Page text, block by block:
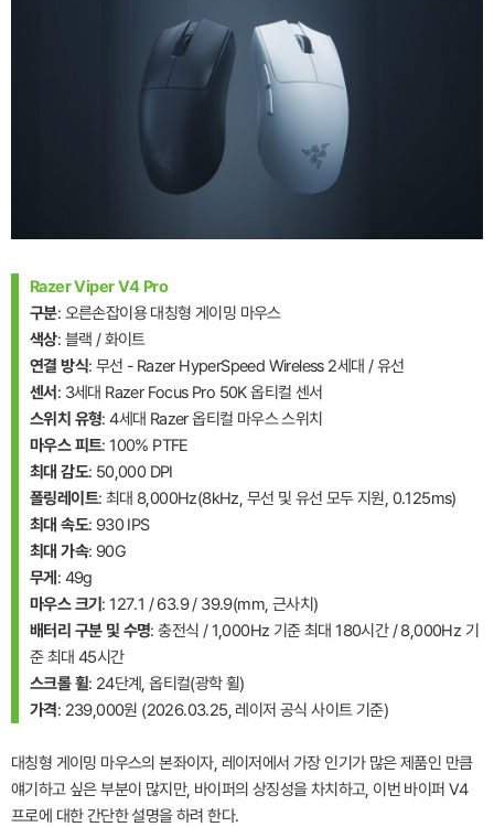
Razer Viper V4 Pro
구분: 오른손잡이용 대칭형 게이밍 마우스
색상: 블랙 / 화이트
연결 방식: 무선 - Razer HyperSpeed Wireless 2세대 / 유선
센서 : 3세대 Razer Focus Pro 50K 옵티컬 센서
스위치 유형: 4세대 Razer 옵티컬 마우스 스위치
마우스 피트: 100% PTFE
최대 감도: 50,000 DPI
폴링레이트: 최대 8,000Hz(8kHz, 무선 및 유선 모두 지원, 0.125ms)
최대 속도: 930 IPS
최대 가속: 90G
무게 : 49g
마우스 크기 : 127.1 / 63.9 / 39.9(mm, 근사치)
배터리 구분 및 수명: 충전식 / 1,000Hz 기준 최대 180시간 / 8,000Hz 기
준 최대 45시간
스크롤 휠: 24단계, 옵티컬(광학 휠)
가격: 239,000원 (2026.03.25, 레이저 공식 사이트 기준)
대칭형 게이밍 마우스의 본좌이자, 레이저에서 가장 인기가 많은 제품인 만큼
얘기하고 싶은 부분이 많지만, 바이퍼의 상징성을 차치하고, 이번 바이퍼 V4
프로에 대한 간단한 설명을 하려 한다.